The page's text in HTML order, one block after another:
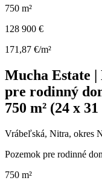
750 m²
128 900 €
171,87 €/m²
Mucha Estate |
pre rodinný
750 m² (24 x
Vrábeľská, Nitra, okres
Pozemok pre rodinné
750 m²